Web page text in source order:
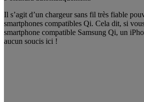
Il s’agit d’un chargeur sans fil très fiable
smartphones compatibles Qi. Cela dit, si
smartphone compatible Samsung Qi, un
aucun soucis ici !